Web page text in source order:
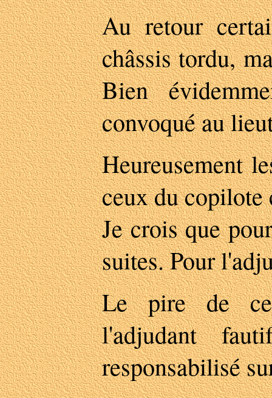
Au retour
châssis tordu,
Bien
convoqué au
Heureusement
ceux du copilote
Je crois que
suites. Pour
Le pire de
l'adjudant
responsabilisé